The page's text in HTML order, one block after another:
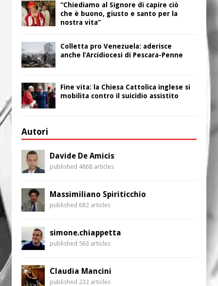
“Chiediamo al Signore di capire ciò
che è buono, giusto e santo per la
nostra vita”
Colletta pro Venezuela: aderisce
anche l’Arcidiocesi di Pescara-Penne
Fine vita: la Chiesa Cattolica inglese si
mobilita contro il suicidio assistito
Autori
Davide De Amicis
published 4868 articles
Massimiliano Spiriticchio
published 682 articles
simone.chiappetta
published 563 articles
Claudia Mancini
published 232 articles